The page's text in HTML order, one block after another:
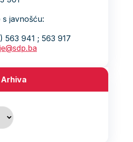
javnošću:
563 941 ; 563 917
Arhiva